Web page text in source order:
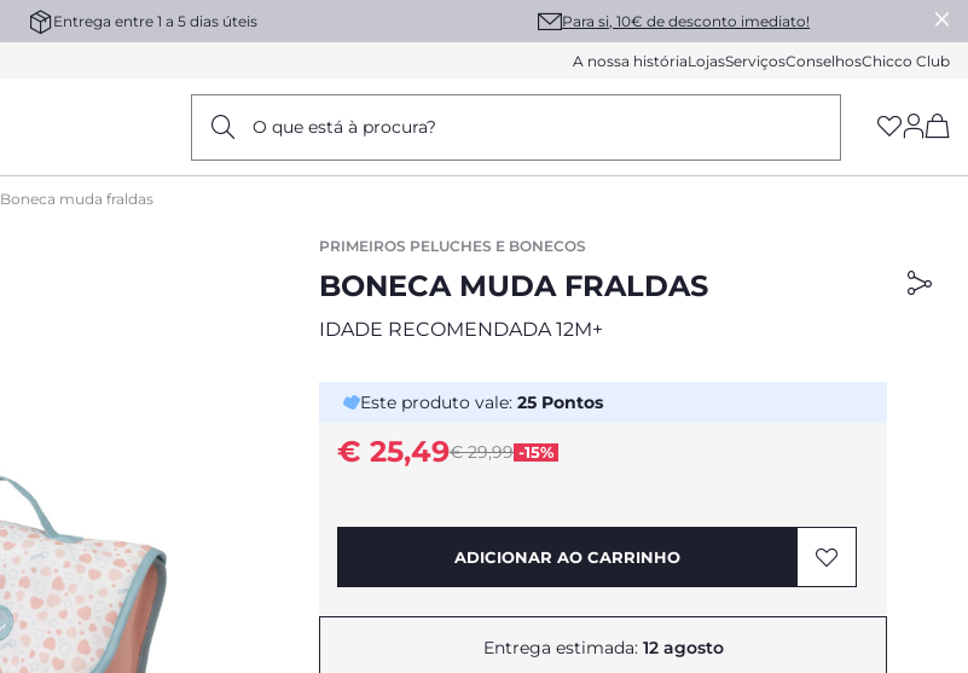
Entrega entre 1 a 5 dias úteis Para si, 10€ de desconto imediato!
A nossa históriaLojasServiçosConselhosChicco Club
O que está à procura?
Boneca muda fraldas
PRIMEIROS PELUCHES E BONECOS
BONECA MUDA FRALDAS
IDADE RECOMENDADA 12M+
Este produto vale: 25 Pontos
Price reduced from
€ 29,99 -15%
to
€ 25,49
ADICIONAR AO CARRINHO
Entrega estimada: 12 agosto